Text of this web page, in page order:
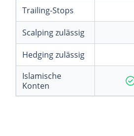
Trailing-Stops
Scalping zulässig
Hedging zulässig
Islamische
Konten